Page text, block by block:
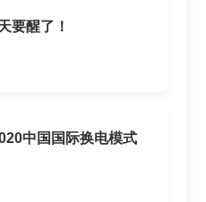
要醒了！
中国国际换电模式